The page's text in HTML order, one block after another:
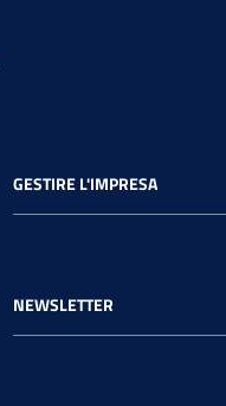
GESTIRE L'IMPRESA
NEWSLETTER